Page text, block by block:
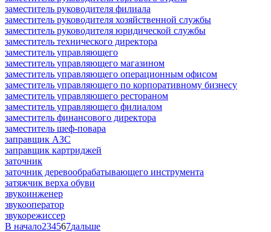
заместитель руководителя филиала
заместитель руководителя хозяйственной службы
заместитель руководителя юридической службы
заместитель технического директора
заместитель управляющего
заместитель управляющего магазином
заместитель управляющего операционным офисом
заместитель управляющего по корпоративному бизнесу
заместитель управляющего рестораном
заместитель управляющего филиалом
заместитель финансового директора
заместитель шеф-повара
заправщик АЗС
заправщик картриджей
заточник
заточник деревообрабатывающего инструмента
затяжчик верха обуви
звукоинженер
звукооператор
звукорежиссер
В начало234567дальше